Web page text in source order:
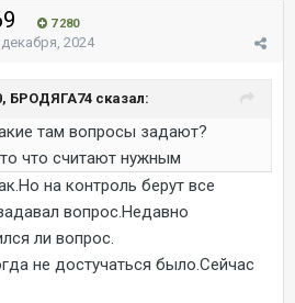
7 280
2024
БРОДЯГА74 сказал:
там вопросы задают?
что считают нужным
на контроль берут все
вопрос.Недавно
ли вопрос.
не достучаться было.Сейчас